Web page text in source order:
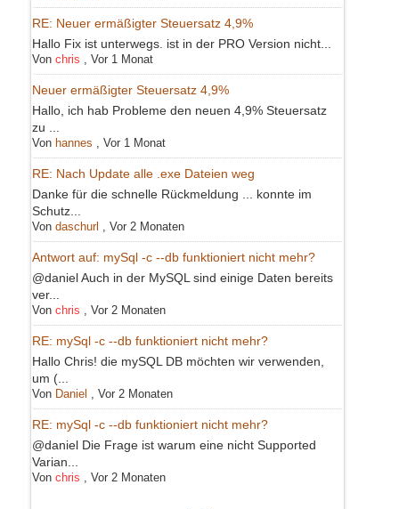
RE: Neuer ermäßigter Steuersatz 4,9%
Hallo Fix ist unterwegs. ist in der PRO Version nicht...
Von chris Vor 1 Monat
Neuer ermäßigter Steuersatz 4,9%
Hallo, ich hab Probleme den neuen 4,9% Steuersatz
zu ...
Von hannes Vor 1 Monat
RE: Nach Update alle .exe Dateien weg
Danke für die schnelle Rückmeldung ... konnte im
Schutz...
Von daschurl Vor 2 Monaten
Antwort auf: mySql -c --db funktioniert nicht mehr?
@daniel Auch in der MySQL sind einige Daten bereits
ver...
Von chris Vor 2 Monaten
RE: mySql -c --db funktioniert nicht mehr?
Hallo Chris! die mySQL DB möchten wir verwenden,
um (...
Von Daniel Vor 2 Monaten
RE: mySql -c --db funktioniert nicht mehr?
@daniel Die Frage ist warum eine nicht Supported
Varian...
Von chris Vor 2 Monaten